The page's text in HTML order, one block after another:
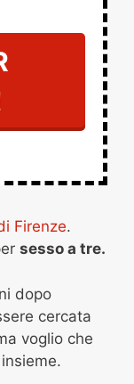
Firenze.
sesso a tre.
dopo
cercata
voglio che